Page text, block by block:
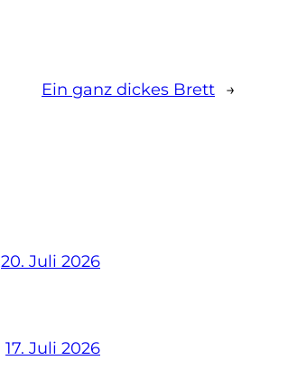
Ein ganz dickes Brett →
20. Juli 2026
17. Juli 2026